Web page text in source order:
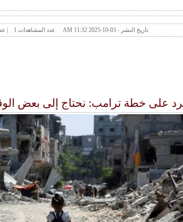
تاريخ النشر - 03-10-2025 11:32 AM عدد المشاهدات 1 | عدد التعليقات 0
على خطة ترامب: نحتاج إلى بعض